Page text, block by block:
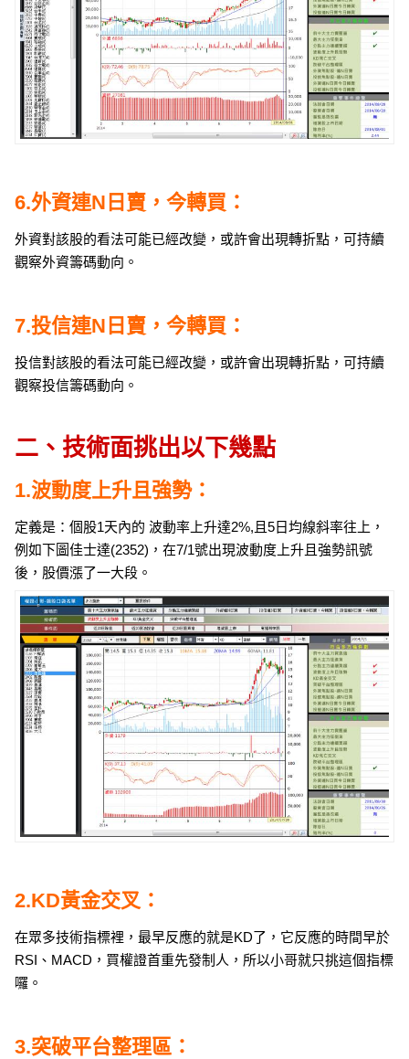
6.外資連N日賣，今轉買：
外資對該股的看法可能已經改變，或許會出現轉折點，可持續
觀察外資籌碼動向。
7.投信連N日賣，今轉買：
投信對該股的看法可能已經改變，或許會出現轉折點，可持續
觀察投信籌碼動向。
二、技術面挑出以下幾點
1.波動度上升且強勢：
定義是：個股1天內的 波動率上升達2%,且5日均線斜率往上，
例如下圖佳士達(2352)，在7/1號出現波動度上升且強勢訊號
後，股價漲了一大段。
2.KD黃金交叉：
在眾多技術指標裡，最早反應的就是KD了，它反應的時間早於
RSI、MACD，買權證首重先發制人，所以小哥就只挑這個指標
囉。
3.突破平台整理區：